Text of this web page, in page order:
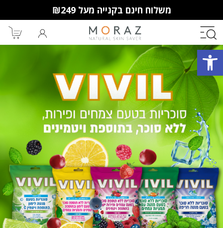
פתח סרגל נגישות
משלוח חינם בקנייה מעל ₪249
חברי מועדון מורז נהנים יותר!
10% הנחה לקנייה ראשונה
מבצעים שווים
וצבירת נקודות למימוש בקניות
הבאות.